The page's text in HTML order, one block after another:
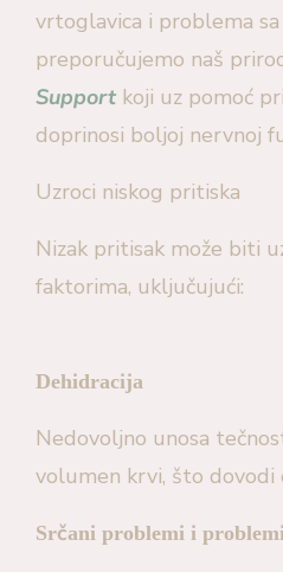
vrtoglavica i problema
preporučujemo naš
Support koji uz pomoć
doprinosi boljoj nervnoj
Uzroci niskog pritiska
Nizak pritisak može biti
faktorima, uključujući:
Dehidracija
Nedovoljno unosa
volumen krvi, što dovodi
Srčani problemi i